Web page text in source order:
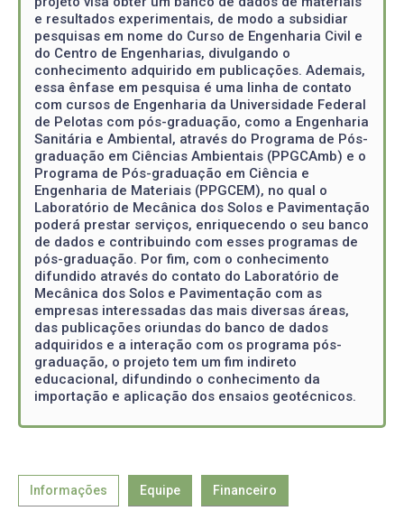
e resultados experimentais, de modo a subsidiar
pesquisas em nome do Curso de Engenharia Civil e
do Centro de Engenharias, divulgando o
conhecimento adquirido em publicações. Ademais,
essa ênfase em pesquisa é uma linha de contato
com cursos de Engenharia da Universidade Federal
de Pelotas com pós-graduação, como a Engenharia
Sanitária e Ambiental, através do Programa de Pós-
graduação em Ciências Ambientais (PPGCAmb) e o
Programa de Pós-graduação em Ciência e
Engenharia de Materiais (PPGCEM), no qual o
Laboratório de Mecânica dos Solos e Pavimentação
poderá prestar serviços, enriquecendo o seu banco
de dados e contribuindo com esses programas de
pós-graduação. Por fim, com o conhecimento
difundido através do contato do Laboratório de
Mecânica dos Solos e Pavimentação com as
empresas interessadas das mais diversas áreas,
das publicações oriundas do banco de dados
adquiridos e a interação com os programa pós-
graduação, o projeto tem um fim indireto
educacional, difundindo o conhecimento da
importação e aplicação dos ensaios geotécnicos.
Informações Equipe Financeiro